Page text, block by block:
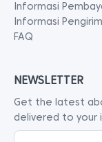
Informasi
Informasi
FAQ
NEWSLETTER
Get the latest
delivered to your